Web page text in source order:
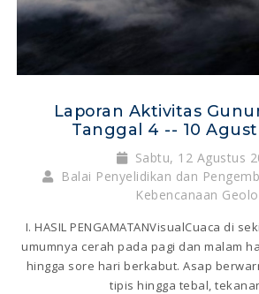
Laporan Aktivitas
Tanggal 4 -- 10
Sabtu, 12 Agustus
Balai Penyelidikan dan
Kebencanaan
I. HASIL PENGAMATANVisualCuaca di
umumnya cerah pada pagi dan malam
hingga sore hari berkabut. Asap
tipis hingga tebal,